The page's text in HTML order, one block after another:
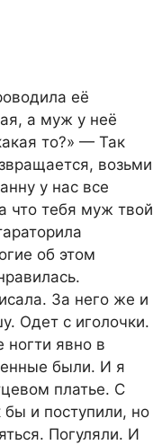
её
а муж у неё
то?» — Так
возьми
у нас все
что тебя муж твой
об этом
За него же и
Одет с иголочки.
явно в
были. И я
платье. С
и поступили, но
Погуляли. И